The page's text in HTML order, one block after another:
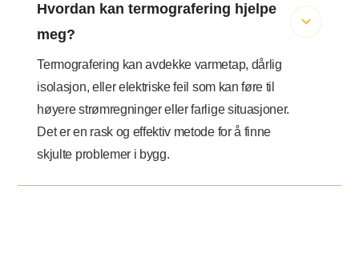
Hvordan kan termografering hjelpe
meg?
Termografering kan avdekke varmetap, dårlig
isolasjon, eller elektriske feil som kan føre til
høyere strømregninger eller farlige situasjoner.
Det er en rask og effektiv metode for å finne
skjulte problemer i bygg.